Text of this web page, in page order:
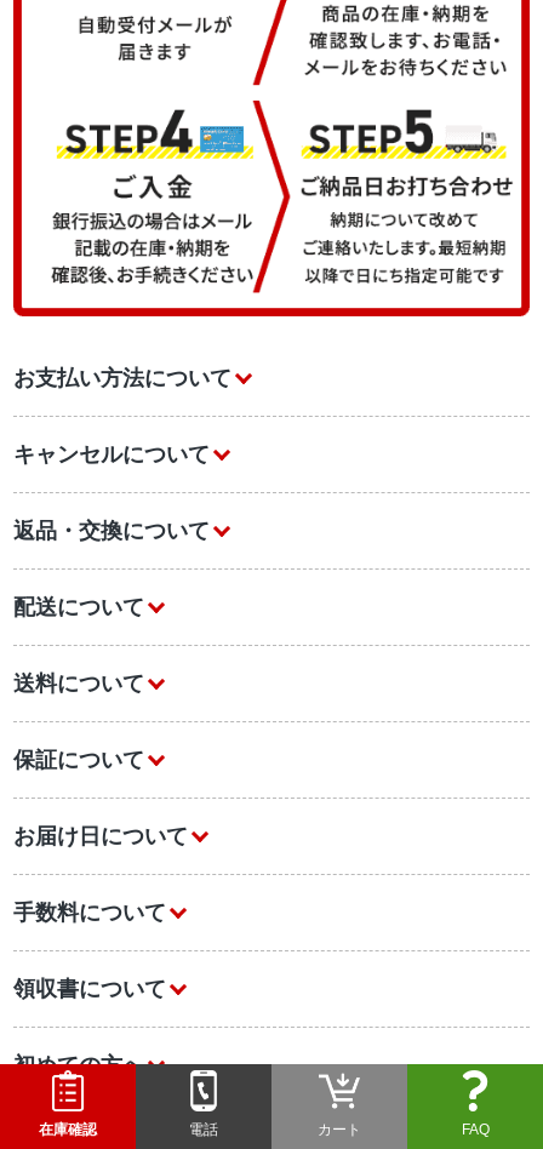
お支払い方法について
キャンセルについて
返品・交換について
配送について
送料について
保証について
お届け日について
手数料について
領収書について
初めての方へ
業務用エアコンについて
在庫確認 電話 カート FAQ